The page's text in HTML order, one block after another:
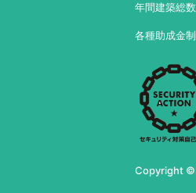
年間建築総
２０２
各種助成金
Copyright ©